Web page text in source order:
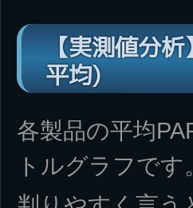
【実測値分
平均)
各製品の平均
トルグラフです